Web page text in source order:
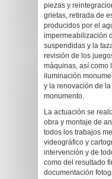
piezas y
grietas, retirada de
producidos por el
impermeabilización
suspendidas y la
revisión de los
máquinas, así como
iluminación
y la renovación de
monumento.
La actuación se
obra y montaje de
todos los trabajos
videográfico y
intervención y de
como del resultado
documentación